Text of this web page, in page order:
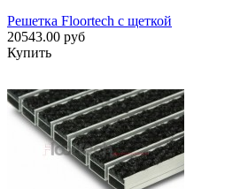
Решетка Floortech с щеткой
20543.00 руб
Купить